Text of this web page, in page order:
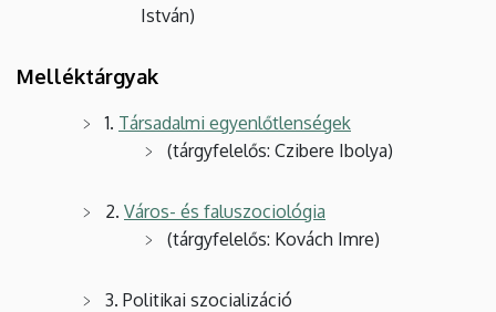
István)
Melléktárgyak
1. Társadalmi egyenlőtlenségek
(tárgyfelelős: Czibere Ibolya)
2. Város- és faluszociológia
(tárgyfelelős: Kovách Imre)
3. Politikai szocializáció